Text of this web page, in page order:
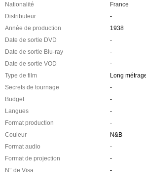
Nationalité
France
Distributeur
-
Année de production
1938
Date de sortie DVD
-
Date de sortie Blu-ray
-
Date de sortie VOD
-
Type de film
Long
Secrets de tournage
-
Budget
-
Langues
-
Format production
-
Couleur
N&B
Format audio
-
Format de projection
-
N° de Visa
-